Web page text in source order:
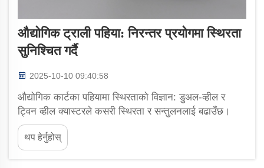
औद्योगिक ट्राली पहिया: निरन्तर प्रयोगमा स्थिरता
सुनिश्चित गर्दै
2025-10-10 09:40:58
औद्योगिक कार्टका पहियामा स्थिरताको विज्ञान: डुअल-व्हील र
ट्विन व्हील क्यास्टरले कसरी स्थिरता र सन्तुलनलाई बढाउँछ।
डुअल वा ट्विन व्हील क्यास्टर प्रणाली प्रयोग गर्दा चीजहरू धेरै बढी
स्थिर हुन्छन् किनभने तिनीहरूले भारलाई केही सम्पर्क बिन्दुहरूमा
फैलाउँछन्...
थप हेर्नुहोस्